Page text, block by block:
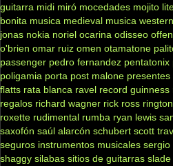
guitarra midi miró mocedades mojito
bonita musica medieval musica western
jonas nokia noriel ocarina odisseo
o'brien omar ruiz omen otamatone
passenger pedro fernandez pentatonix
poligamia porta post malone presentes
flatts rata blanca ravel record guinness
regalos richard wagner rick ross
roxette rudimental rumba ryan lewis
saxofón saúl alarcón schubert scott
seguros instrumentos musicales sergio
shaggy silabas sitios de guitarras slade